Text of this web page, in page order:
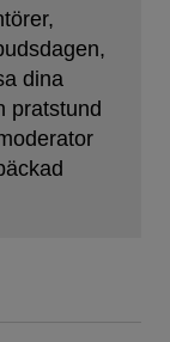
dina
pratstund